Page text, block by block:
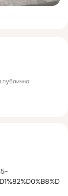
публично